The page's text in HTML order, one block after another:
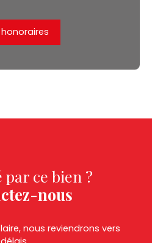
ce bien ?
nous
nous reviendrons vers